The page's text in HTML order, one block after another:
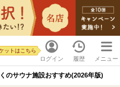
ログイン
ットはこちら
履歴 メニュー
のサウナ施設おすすめ(2026年版)